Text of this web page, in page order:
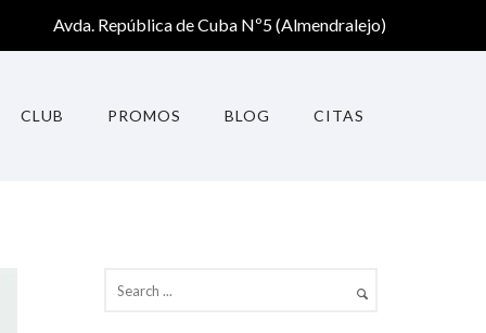
Avda. República de Cuba Nº5 (Almendralejo)
CLUB PROMOS BLOG CITAS